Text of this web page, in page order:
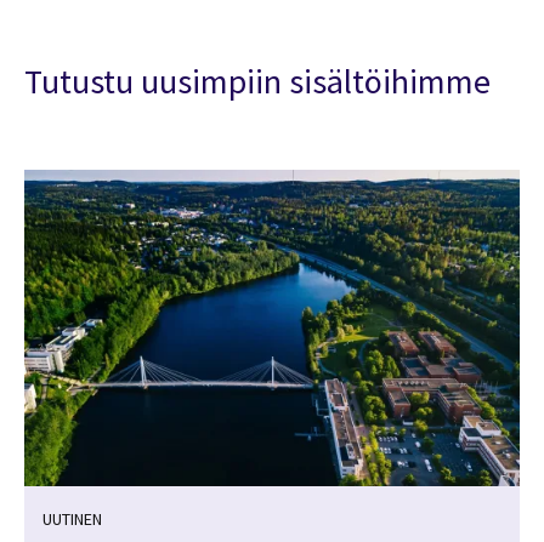
Tutustu uusimpiin sisältöihimme
UUTINEN